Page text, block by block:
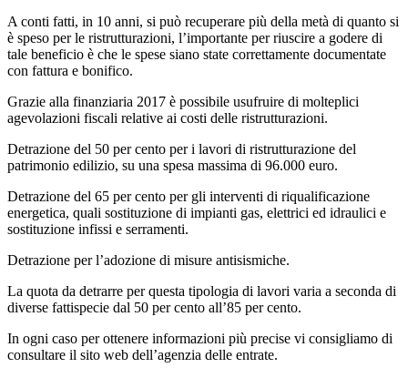
A conti fatti, in 10 anni, si può recuperare più della metà di quanto si
è speso per le ristrutturazioni, l’importante per riuscire a godere di
tale beneficio è che le spese siano state correttamente documentate
con fattura e bonifico.
Grazie alla finanziaria 2017 è possibile usufruire di molteplici
agevolazioni fiscali relative ai costi delle ristrutturazioni.
Detrazione del 50 per cento per i lavori di ristrutturazione del
patrimonio edilizio, su una spesa massima di 96.000 euro.
Detrazione del 65 per cento per gli interventi di riqualificazione
energetica, quali sostituzione di impianti gas, elettrici ed idraulici e
sostituzione infissi e serramenti.
Detrazione per l’adozione di misure antisismiche.
La quota da detrarre per questa tipologia di lavori varia a seconda di
diverse fattispecie dal 50 per cento all’85 per cento.
In ogni caso per ottenere informazioni più precise vi consigliamo di
consultare il sito web dell’agenzia delle entrate.